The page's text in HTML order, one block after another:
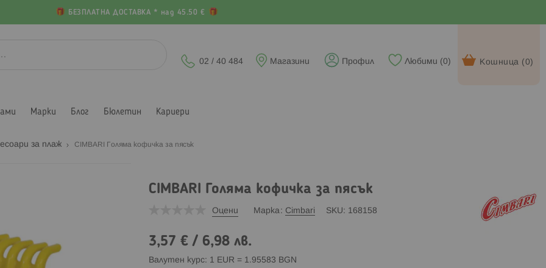
БЕЗПЛАТНА ДОСТАВКА * над 45.50 €
Кошница (0)
Любими (0)
Профил
Магазини
02 / 40 484
Марки Блог Бюлетин Кариери
за плаж CIMBARI Голяма кофичка за пясък
CIMBARI Голяма кофичка за пясък
Оцени Марка Cimbari SKU 168158
3,57 €/ 6,98 лв.
Валутен курс: 1 EUR = 1.95583 BGN